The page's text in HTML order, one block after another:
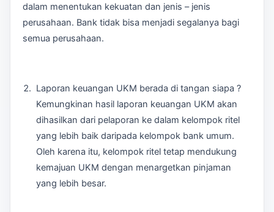
dalam menentukan kekuatan dan jenis – jenis
perusahaan. Bank tidak bisa menjadi segalanya bagi
semua perusahaan.
Laporan keuangan UKM berada di tangan siapa ?
Kemungkinan hasil laporan keuangan UKM akan
dihasilkan dari pelaporan ke dalam kelompok ritel
yang lebih baik daripada kelompok bank umum.
Oleh karena itu, kelompok ritel tetap mendukung
kemajuan UKM dengan menargetkan pinjaman
yang lebih besar.